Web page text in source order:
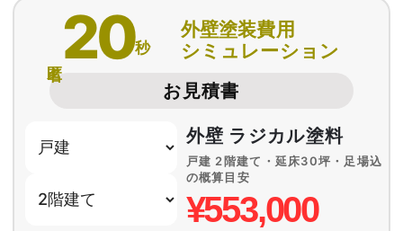
20秒
外壁塗装費用
シミュレーション
お見積書
外壁 ラジカル塗料
戸建 2階建て・延床30坪・足場込
の概算目安
¥553,000